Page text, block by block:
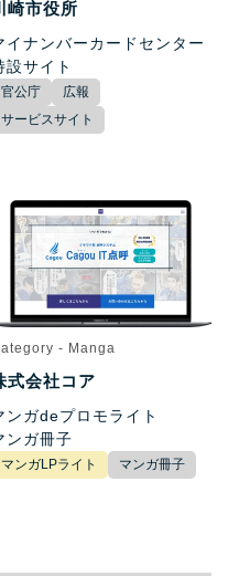
崎市役所
イナンバーカードセンター
設サイト
官公庁
広報
サービスサイト
- Manga
式会社コア
ンガdeプロモライト
ンガ冊子
マンガLPライト マンガ冊子